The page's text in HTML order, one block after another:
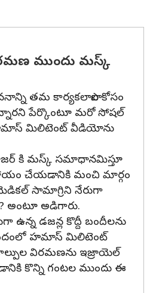
ముందు మస్క్
తమ కార్యకలాపాల కోసం
పేర్కొంటూ మరో సోషల్
మిలిటెంట్ వీడియోను
కి మస్క్ సమాధానమిస్తూ
చేయడానికి మంచి మార్గం
సామాగ్రిని నేరుగా
అంటూ అడిగారు.
ఉన్న డజన్ల కొద్దీ బందీలను
హమాస్ మిలిటెంట్
విరమణను ఇజ్రాయెల్
కొన్ని గంటల ముందు ఈ